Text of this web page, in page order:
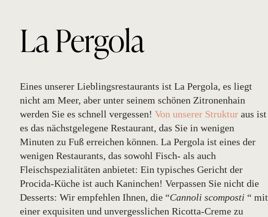
La Pergola
Eines unserer Lieblingsrestaurants ist La Pergola, es liegt
nicht am Meer, aber unter seinem schönen Zitronenhain
werden Sie es schnell vergessen! Von unserer Struktur aus ist
es das nächstgelegene Restaurant, das Sie in wenigen
Minuten zu Fuß erreichen können. La Pergola ist eines der
wenigen Restaurants, das sowohl Fisch- als auch
Fleischspezialitäten anbietet: Ein typisches Gericht der
Procida-Küche ist auch Kaninchen! Verpassen Sie nicht die
Desserts: Wir empfehlen Ihnen, die “Cannoli scomposti “ mit
einer exquisiten und unvergesslichen Ricotta-Creme zu